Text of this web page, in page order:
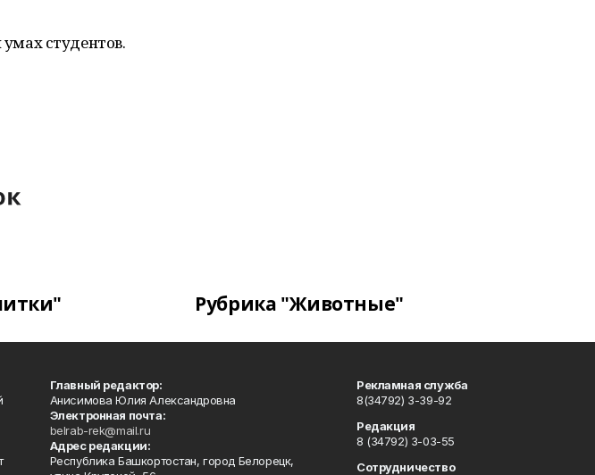
студентов.
Рубрика "Животные"
Главный редактор:
Анисимова Юлия Александровна
Электронная почта:
belrab-rek@mail.ru
Адрес редакции:
Республика Башкортостан, город Белорецк,
Рекламная служба
8(34792) 3-39-92
Редакция
8 (34792) 3-03-55
Сотрудничество